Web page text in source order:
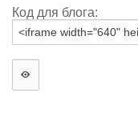
Код для блога: